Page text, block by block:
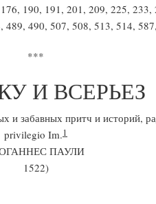
190, 191, 201, 209, 225,
490, 507, 508, 513, 514,
***
И ВСЕРЬЕЗ
и забавных притч и историй,
privilegio Im.1
ПАУЛИ
1522)